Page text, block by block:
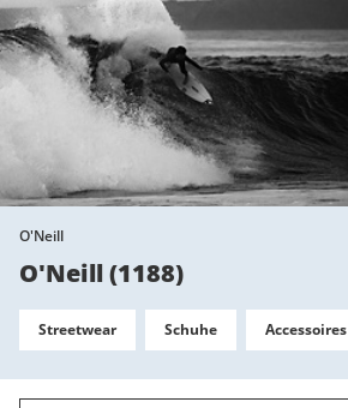
O'Neill
O'Neill(1188)
Streetwear Schuhe Accessoires